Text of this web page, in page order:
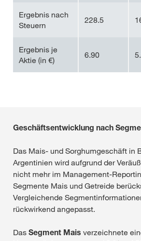
Ergebnis nach
Steuern
228.5
Ergebnis je
Aktie (in €)
6.90
Geschäftsentwicklung nach
Das Mais- und Sorghumgeschäft in
Argentinien wird aufgrund der
nicht mehr im Management-
Segmente Mais und Getreide
Vergleichende
rückwirkend angepasst.
Das Segment Mais verzeichnete